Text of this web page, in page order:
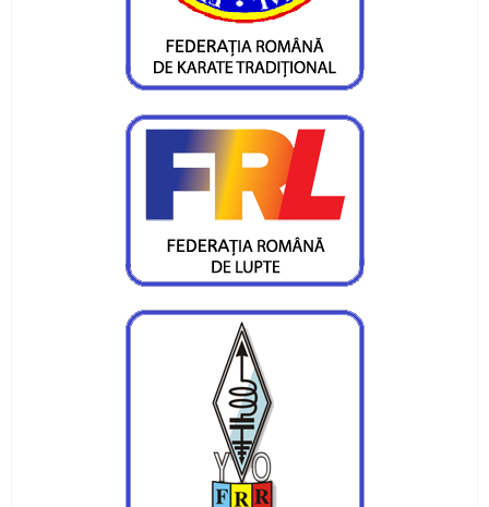
concursurile nationale
CS Ceahlaul are opt sperante pentru turneul
Cupa Romaniei
Alte sperante la medalii, dar cu juniori
Valentin Gavril candideaza la postul de
vicepresedinte al FR Canotaj
Silviu Munteanu vizeaza o medalie
Ionica Stoica - doua medalii pentru CS Ceahlaul
Medalie de bronz pentru Silviu Munteanu
Silviu Munteanu aspira la finala probei de 60 de
metri